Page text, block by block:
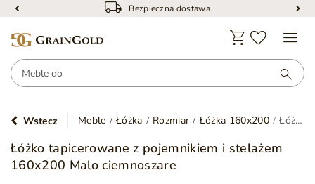
Bezpieczna dostawa
Wstecz Meble Łóżka Rozmiar Łóżka 160x200 Łóżko tapicerowane z pojemnikiem i stelażem 160x200 Malo ciemnoszare
Łóżko tapicerowane z pojemnikiem i stelażem
160x200 Malo ciemnoszare